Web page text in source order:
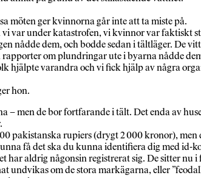
möten ger kvinnorna går inte att ta miste på.
var under katastrofen, vi kvinnor var faktiskt
nådde dem, och bodde sedan i tältläger. De
om plundringar ute i byarna nådde
varandra och vi fick hjälp av några
hon.
men de bor fortfarande i tält. Det enda av
pakistanska rupiers (drygt 2 000 kronor),
få det ska du kunna identifiera dig med id-
aldrig någonsin registrerat sig. De sitter nu
undvikas om de stora markägarna, eller